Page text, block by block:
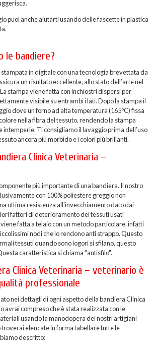
puoi anche aiutarti usando delle fascette in plastica
le bandiere?
in digitale con una tecnologia brevettata da
un risultato eccellente, allo stato dell’arte nel
stampa viene fatta con inchiostri dispersi per
visibile su entrambi i lati. Dopo la stampa il
dove un forno ad alta temperatura (165°C) fissa
nella fibra del tessuto, rendendo la stampa
intemperie. Ti consigliamo il lavaggio prima dell’uso
ancora più morbido e i colori più brillanti.
Clinica Veterinaria –
più importante di una bandiera. Il nostro
con 100% poliestere greggio non
ottima resistenza all'invecchiamento dato dai
fattori di deterioramento dei tessuti usati
fatta a telaio con un metodo particolare, infatti
nodi che lo rendono anti strappo. Questo
tessuti quando sono logori si sfilano, questo
caratteristica si chiama "antisfilo".
Clinica Veterinaria – veterinario è
professionale
nei dettagli di ogni aspetto della bandiera Clinica
avrai compreso che è stata realizzata con le
usando la manodopera dei nostri artigiani
troverai elencate in forma tabellare tutte le
descritto: